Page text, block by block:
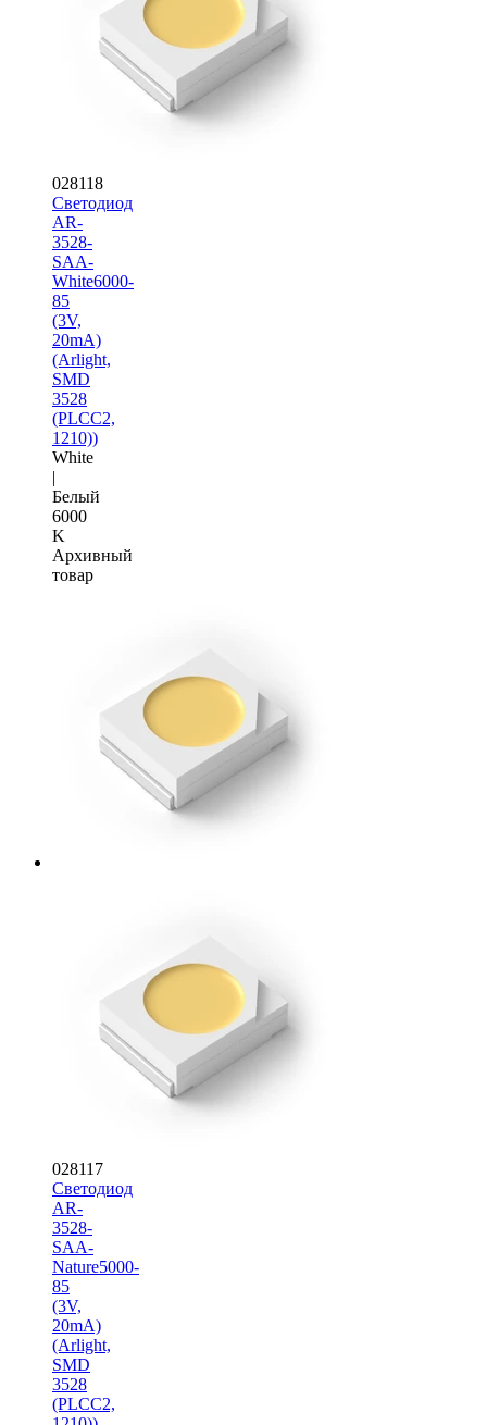
028118
Светодиод
AR-
3528-
SAA-
White6000-
85
(3V,
20mA)
(Arlight,
SMD
3528
(PLCC2,
1210))
White
|
Белый
6000
K
Архивный
товар
028117
Светодиод
AR-
3528-
SAA-
Nature5000-
85
(3V,
20mA)
(Arlight,
SMD
3528
(PLCC2,